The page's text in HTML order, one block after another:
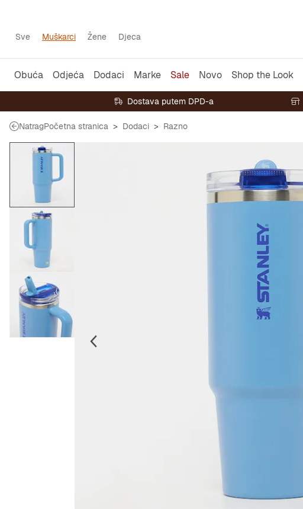
Sve Muškarci Žene Djeca
Obuća Odjeća Dodaci Marke Sale Novo Shop the Look
Dostava putem DPD-a
NatragPočetna stranica Dodaci Razno